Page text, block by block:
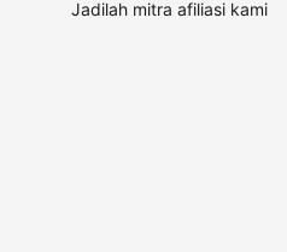
Jadilah mitra afiliasi kami